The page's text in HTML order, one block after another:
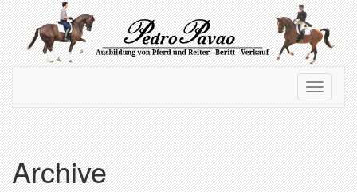
Zum
Hauptinhalt
springen
ein-/
Archive